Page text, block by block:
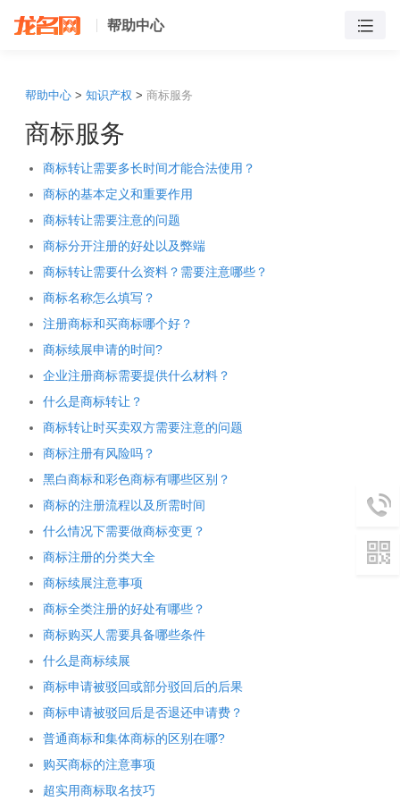
帮助中心
帮助中心 > 知识产权 > 商标服务
商标服务
商标转让需要多长时间才能合法使用？
商标的基本定义和重要作用
商标转让需要注意的问题
商标分开注册的好处以及弊端
商标转让需要什么资料？需要注意哪些？
商标名称怎么填写？
注册商标和买商标哪个好？
商标续展申请的时间?
企业注册商标需要提供什么材料？
什么是商标转让？
商标转让时买卖双方需要注意的问题
商标注册有风险吗？
黑白商标和彩色商标有哪些区别？
商标的注册流程以及所需时间
什么情况下需要做商标变更？
商标注册的分类大全
商标续展注意事项
商标全类注册的好处有哪些？
商标购买人需要具备哪些条件
什么是商标续展
商标申请被驳回或部分驳回后的后果
商标申请被驳回后是否退还申请费？
普通商标和集体商标的区别在哪?
购买商标的注意事项
超实用商标取名技巧